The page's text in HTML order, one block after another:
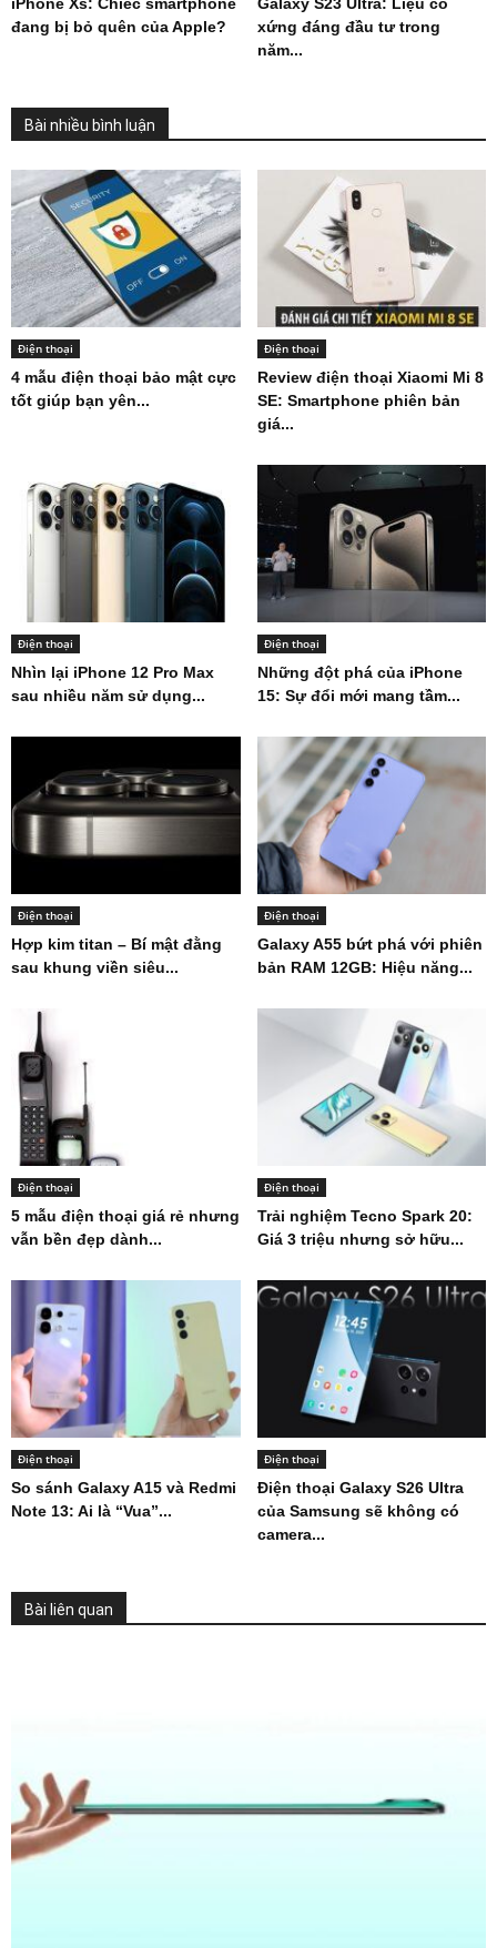
iPhone Xs: Chiếc smartphone
đang bị bỏ quên của Apple?
Galaxy S23 Ultra: Liệu có
xứng đáng đầu tư trong
năm...
Bài nhiều bình luận
Điện thoại
4 mẫu điện thoại bảo mật cực
tốt giúp bạn yên...
Điện thoại
Review điện thoại Xiaomi Mi 8
SE: Smartphone phiên bản
giá...
Điện thoại
Nhìn lại iPhone 12 Pro Max
sau nhiều năm sử dụng...
Điện thoại
Những đột phá của iPhone
15: Sự đổi mới mang tầm...
Điện thoại
Hợp kim titan – Bí mật đằng
sau khung viền siêu...
Điện thoại
Galaxy A55 bứt phá với phiên
bản RAM 12GB: Hiệu năng...
Điện thoại
5 mẫu điện thoại giá rẻ nhưng
vẫn bền đẹp dành...
Điện thoại
Trải nghiệm Tecno Spark 20:
Giá 3 triệu nhưng sở hữu...
Điện thoại
So sánh Galaxy A15 và Redmi
Note 13: Ai là “Vua”...
Điện thoại
Điện thoại Galaxy S26 Ultra
của Samsung sẽ không có
camera...
Bài liên quan